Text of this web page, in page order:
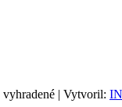
| Vytvoril: